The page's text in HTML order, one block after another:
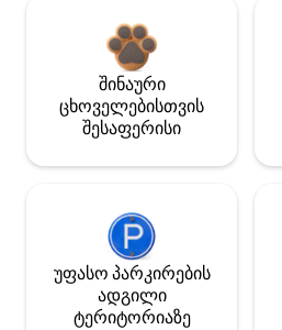
შინაური
ცხოველებისთვის
შესაფერისი
უფასო პარკირების
ადგილი
ტერიტორიაზე